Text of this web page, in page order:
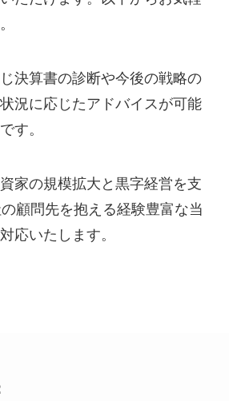
決算書の診断や今後の戦略の
況に応じたアドバイスが可能
す。
家の規模拡大と黒字経営を支
顧問先を抱える経験豊富な当
応いたします。